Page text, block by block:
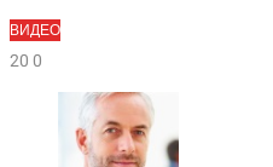
ВИДЕО
200